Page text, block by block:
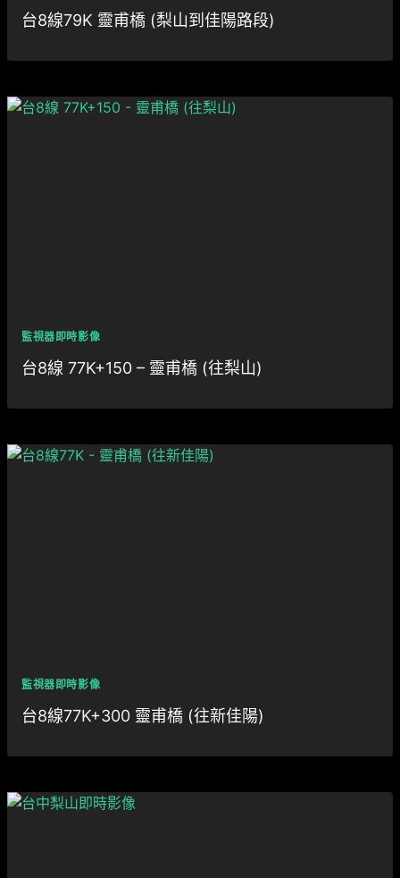
台8線79K 靈甫橋 (梨山到佳陽路段)
監視器即時影像
台8線 77K+150 – 靈甫橋 (往梨山)
監視器即時影像
台8線77K+300 靈甫橋 (往新佳陽)